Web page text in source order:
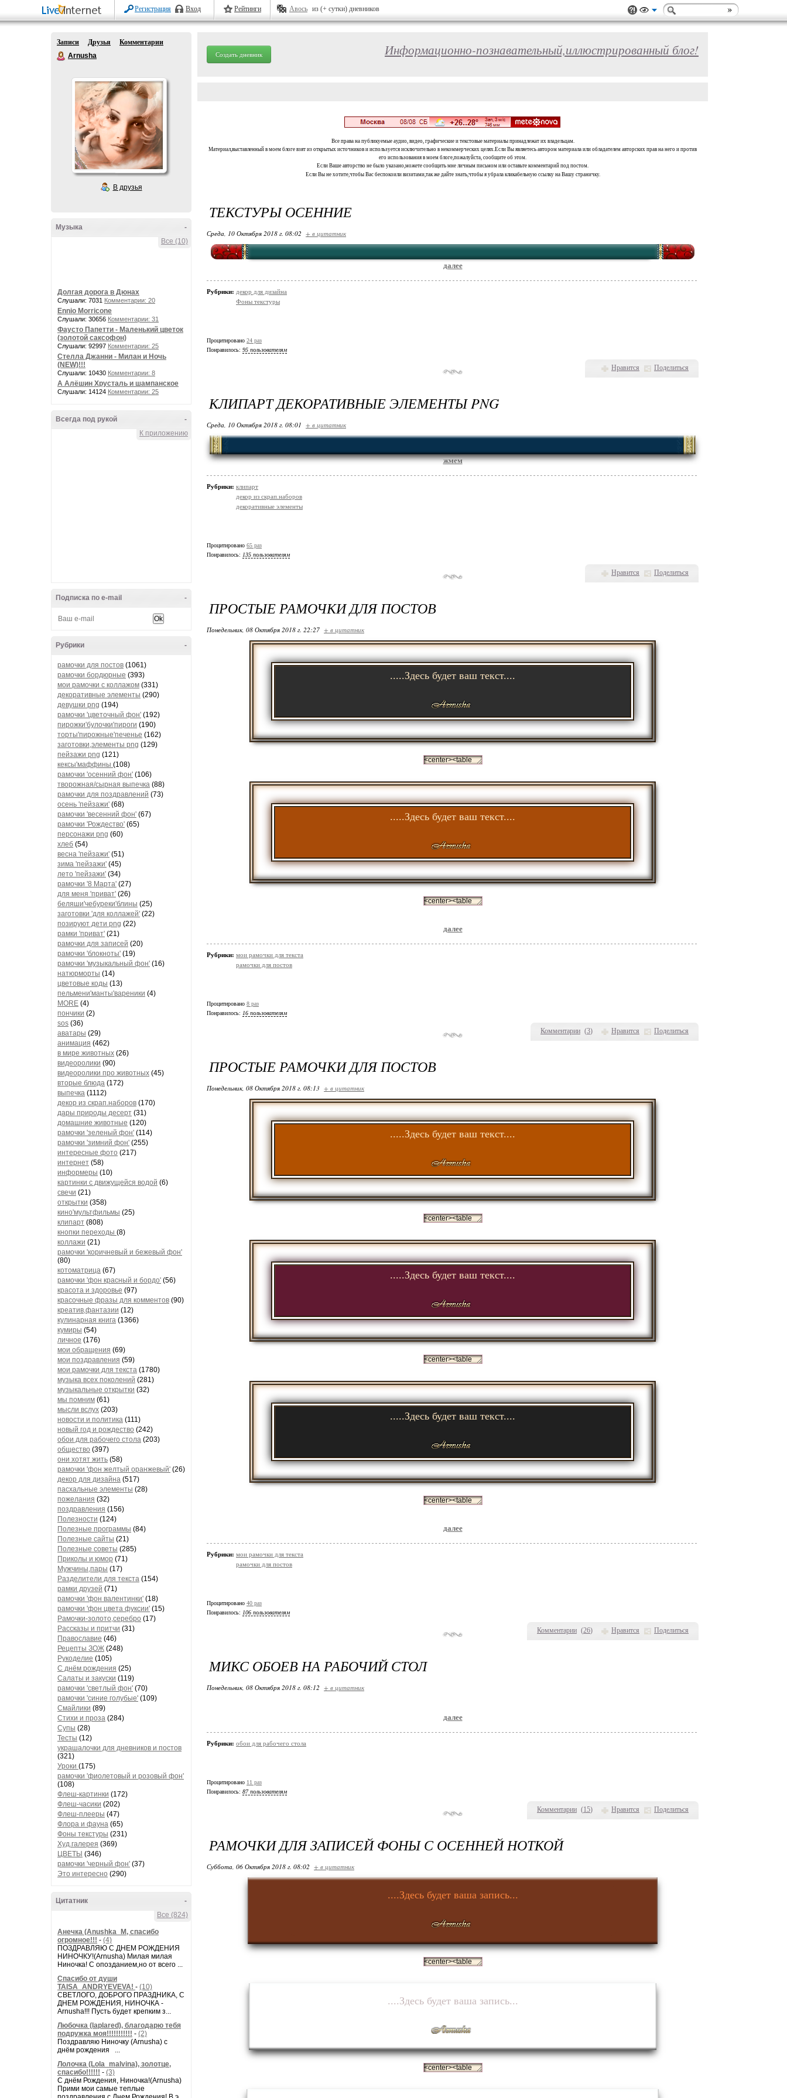
Регистрация Вход Рейтинги Авось из (+ сутки) дневников
Записи Друзья
Комментарии
Arnusha
В друзья
-
Музыка
Все (10)
Долгая дорога в Дюнах
Слушали: 7031 Комментарии: 20
Ennio Morricone
Слушали: 30656 Комментарии: 31
Фаусто Папетти - Маленький цветок
(золотой саксофон)
Слушали: 92997 Комментарии: 25
Стелла Джанни - Милан и Ночь
(NEW)!!!
Слушали: 10430 Комментарии: 8
А Алёшин Хрусталь и шампанское
Слушали: 14124 Комментарии: 25
-
Всегда под рукой
К приложению
-
Подписка по e-mail
-
Рубрики
рамочки для постов (1061)
рамочки бордюрные (393)
мои рамочки с коллажом (331)
декоративные элементы (290)
девушки png (194)
рамочки 'цветочный фон' (192)
пирожки'булочки'пироги (190)
торты'пирожные'печенье (162)
заготовки,элементы png (129)
пейзажи png (121)
кексы'маффины (108)
рамочки 'осенний фон' (106)
творожная/сырная выпечка (88)
рамочки для поздравлений (73)
осень 'пейзажи' (68)
рамочки 'весенний фон' (67)
рамочки 'Рождество' (65)
персонажи png (60)
хлеб (54)
весна 'пейзажи' (51)
зима 'пейзажи' (45)
лето 'пейзажи' (34)
рамочки '8 Марта' (27)
для меня 'приват' (26)
беляши'чебуреки'блины (25)
заготовки 'для коллажей' (22)
позируют дети png (22)
рамки 'приват' (21)
рамочки для записей (20)
рамочки 'блокноты' (19)
рамочки 'музыкальный фон' (16)
натюрморты (14)
цветовые коды (13)
пельмени'манты'вареники (4)
MORE (4)
пончики (2)
sos (36)
аватары (29)
анимация (462)
в мире животных (26)
видеоролики (90)
видеоролики про животных (45)
вторые блюда (172)
выпечка (1112)
декор из скрап.наборов (170)
дары природы десерт (31)
домашние животные (120)
рамочки 'зеленый фон' (114)
рамочки 'зимний фон' (255)
интересные фото (217)
интернет (58)
информеры (10)
картинки с движущейся водой (6)
свечи (21)
открытки (358)
кино'мультфильмы (25)
клипарт (808)
кнопки переходы (8)
коллажи (21)
рамочки 'коричневый и бежевый фон'
(80)
котоматрица (67)
рамочки 'фон красный и бордо' (56)
красота и здоровье (97)
красочные фразы для комментов (90)
креатив,фантазии (12)
кулинарная книга (1366)
кумиры (54)
личное (176)
мои обращения (69)
мои поздравления (59)
мои рамочки для текста (1780)
музыка всех поколений (281)
музыкальные открытки (32)
мы помним (61)
мысли вслух (203)
новости и политика (111)
новый год и рождество (242)
обои для рабочего стола (203)
общество (397)
они хотят жить (58)
рамочки 'фон желтый оранжевый' (26)
декор для дизайна (517)
пасхальные элементы (28)
пожелания (32)
поздравления (156)
Полезности (124)
Полезные программы (84)
Полезные сайты (21)
Полезные советы (285)
Приколы и юмор (71)
Мужчины,пары (17)
Разделители для текста (154)
рамки друзей (71)
рамочки 'фон валентинки' (18)
рамочки 'фон цвета фуксии' (15)
Рамочки-золото,серебро (17)
Рассказы и притчи (31)
Православие (46)
Рецепты ЗОЖ (248)
Рукоделие (105)
С днём рождения (25)
Салаты и закуски (119)
рамочки 'светлый фон' (70)
рамочки 'синие голубые' (109)
Смайлики (89)
Стихи и проза (284)
Супы (28)
Тесты (12)
украшалочки для дневников и постов
(321)
Уроки (175)
рамочки 'фиолетовый и розовый фон'
(108)
Флеш-картинки (172)
Флеш-часики (202)
Флеш-плееры (47)
Флора и фауна (65)
Фоны текстуры (231)
Худ.галерея (369)
ЦВЕТЫ (346)
рамочки 'черный фон' (37)
Это интересно (290)
-
Цитатник
Все (824)
Анечка (Anushka_M, спасибо
огромное!!! - (4)
ПОЗДРАВЛЯЮ С ДНЕМ РОЖДЕНИЯ
НИНОЧКУ!(Arnusha) Милая милая
Ниночка! С опозданием,но от всего ...
Спасибо от души
TAISA_ANDRYEVEVA! - (10)
СВЕТЛОГО, ДОБРОГО ПРАЗДНИКА, С
ДНЕМ РОЖДЕНИЯ, НИНОЧКА -
Arnusha!!! Пусть будет крепким з...
Любочка (laplared), благодарю тебя
подружка моя!!!!!!!!!!! - (2)
Поздравляю Ниночку (Arnusha) с
днём рождения ...
Лолочка (Lola_malvina), золотце,
спасибо!!!!!! - (3)
С днём Рождения, Ниночка!(Аrnusha)
Прими мои самые теплые
Создать дневник Информационно-познавательный,иллюстрированный блог!
Все права на публикуемые аудио, видео, графические и текстовые материалы принадлежат их владельцам.
Материал,выставленный в моем блоге взят из открытых источников и используется исключительно в некоммерческих целях.Если Вы являетесь автором материала или обладателем авторских прав на него и против
его использования в моем блоге,пожалуйста, сообщите об этом.
Если Ваше авторство не было указано,можете сообщить мне личным письмом или оставьте комментарий под постом.
Если Вы не хотите,чтобы Вас беспокоили визитами,так же дайте знать,чтобы я убрала кликабельную ссылку на Вашу страничку.
Нравится Поделиться
ТЕКСТУРЫ ОСЕННИЕ
Среда, 10 Октября 2018 г. 08:02 + в цитатник
далее
Рубрики: декор для дизайна
Фоны текстуры
Процитировано 24 раз
Понравилось: 95 пользователям
Нравится Поделиться
КЛИПАРТ ДЕКОРАТИВНЫЕ ЭЛЕМЕНТЫ PNG
Среда, 10 Октября 2018 г. 08:01 + в цитатник
жмем
Рубрики: клипарт
декор из скрап.наборов
декоративные элементы
Процитировано 65 раз
Понравилось: 135 пользователям
Комментарии (3) Нравится Поделиться
ПРОСТЫЕ РАМОЧКИ ДЛЯ ПОСТОВ
Понедельник, 08 Октября 2018 г. 22:27 + в цитатник
.....Здесь будет ваш текст....
.....Здесь будет ваш текст....
далее
Рубрики: мои рамочки для текста
рамочки для постов
Процитировано 8 раз
Понравилось: 16 пользователям
Комментарии (26) Нравится Поделиться
ПРОСТЫЕ РАМОЧКИ ДЛЯ ПОСТОВ
Понедельник, 08 Октября 2018 г. 08:13 + в цитатник
.....Здесь будет ваш текст....
.....Здесь будет ваш текст....
.....Здесь будет ваш текст....
далее
Рубрики: мои рамочки для текста
рамочки для постов
Процитировано 40 раз
Понравилось: 106 пользователям
Комментарии (15) Нравится Поделиться
МИКС ОБОЕВ НА РАБОЧИЙ СТОЛ
Понедельник, 08 Октября 2018 г. 08:12 + в цитатник
далее
Рубрики: обои для рабочего стола
Процитировано 11 раз
Понравилось: 87 пользователям
РАМОЧКИ ДЛЯ ЗАПИСЕЙ ФОНЫ С ОСЕННЕЙ НОТКОЙ
Суббота, 06 Октября 2018 г. 08:02 + в цитатник
....Здесь будет ваша запись...
....Здесь будет ваша запись...